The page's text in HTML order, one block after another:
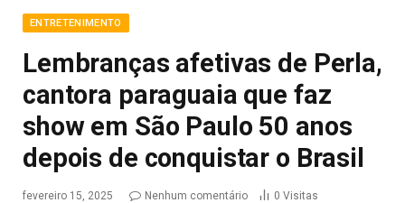
ENTRETENIMENTO
Lembranças afetivas de Perla,
cantora paraguaia que faz
show em São Paulo 50 anos
depois de conquistar o Brasil
fevereiro 15, 2025 Nenhum comentário 0 Visitas